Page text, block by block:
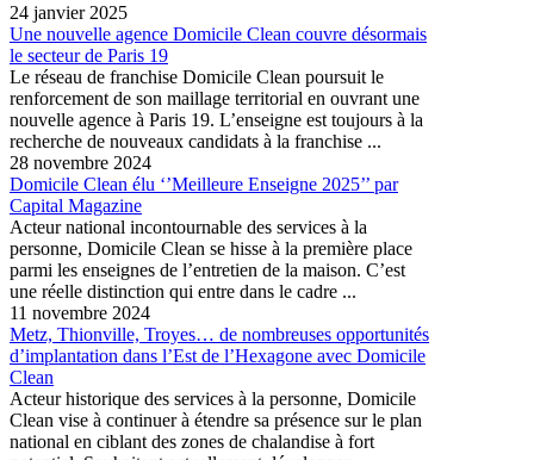
24 janvier 2025
Une nouvelle agence Domicile Clean couvre désormais
le secteur de Paris 19
Le réseau de franchise Domicile Clean poursuit le
renforcement de son maillage territorial en ouvrant une
nouvelle agence à Paris 19. L’enseigne est toujours à la
recherche de nouveaux candidats à la franchise ...
28 novembre 2024
Domicile Clean élu ‘’Meilleure Enseigne 2025’’ par
Capital Magazine
Acteur national incontournable des services à la
personne, Domicile Clean se hisse à la première place
parmi les enseignes de l’entretien de la maison. C’est
une réelle distinction qui entre dans le cadre ...
11 novembre 2024
Metz, Thionville, Troyes… de nombreuses opportunités
d’implantation dans l’Est de l’Hexagone avec Domicile
Clean
Acteur historique des services à la personne, Domicile
Clean vise à continuer à étendre sa présence sur le plan
national en ciblant des zones de chalandise à fort